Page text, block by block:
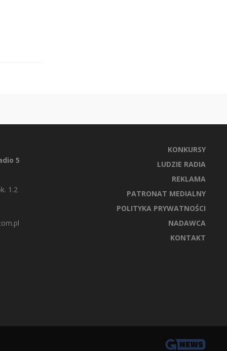
5
1.2
KONKURSY
LUDZIE RADIA
REKLAMA
PATRONAT MEDIALNY
POLITYKA PRYWATNOŚCI
NADAWCA
KONTAKT